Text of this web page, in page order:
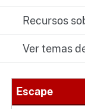
Recursos
Ver temas
Escape